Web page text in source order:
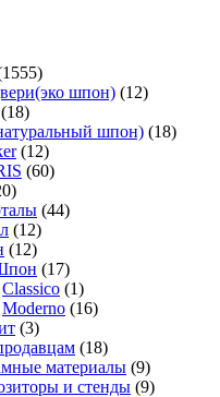
шпон) (12)
(18)
шпон) (18)
(12)
(60)
(44)
(12)
(12)
(17)
Classico (1)
Moderno (16)
(3)
(18)
материалы (9)
и стенды (9)